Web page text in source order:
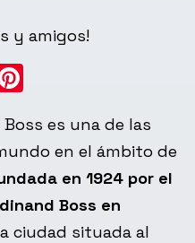
y amigos!
es una de las
en el ámbito de
en 1924 por el
Boss en
ciudad situada al